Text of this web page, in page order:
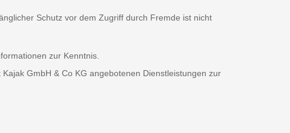
Schutz vor dem Zugriff durch Fremde ist nicht
zur Kenntnis.
GmbH & Co KG angebotenen Dienstleistungen zur